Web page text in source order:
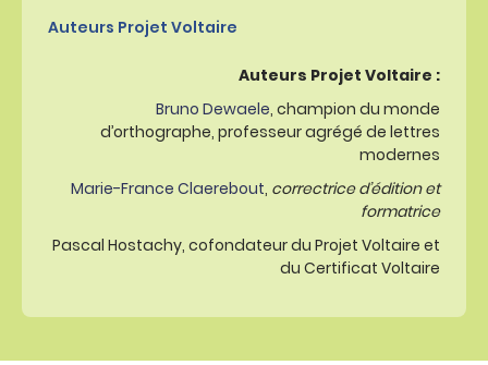
Auteurs Projet Voltaire
Auteurs Projet Voltaire :
Bruno Dewaele, champion du monde
d’orthographe, professeur agrégé de lettres
modernes
Marie-France Claerebout, correctrice d’édition et
formatrice
Pascal Hostachy, cofondateur du Projet Voltaire et
du Certificat Voltaire